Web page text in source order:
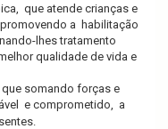
que atende crianças e
a habilitação
lhes tratamento
qualidade de vida e
somando forças e
e comprometido,
a